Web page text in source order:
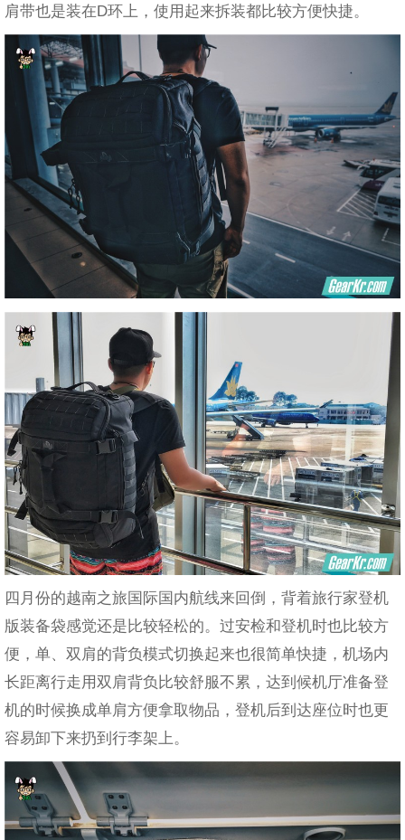
肩带也是装在D环上，使用起来拆装都比较方便快捷。
四月份的越南之旅国际国内航线来回倒，背着旅行家登机
版装备袋感觉还是比较轻松的。过安检和登机时也比较方
便，单、双肩的背负模式切换起来也很简单快捷，机场内
长距离行走用双肩背负比较舒服不累，达到候机厅准备登
机的时候换成单肩方便拿取物品，登机后到达座位时也更
容易卸下来扔到行李架上。